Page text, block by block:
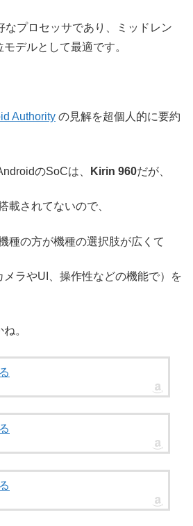
なプロセッサであり、ミッドレン
デルとして最適です。
Authority の見解を超個人的に要約
のSoCは、 Kirin 960だが、
載されてないので、
種の方が機種の選択肢が広くて
メラやUI、操作性などの機能で）を
。